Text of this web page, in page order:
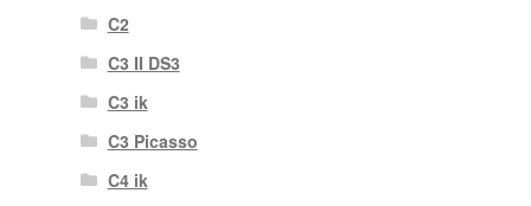
C2
C3 II DS3
C3 ik
C3 Picasso
C4 ik